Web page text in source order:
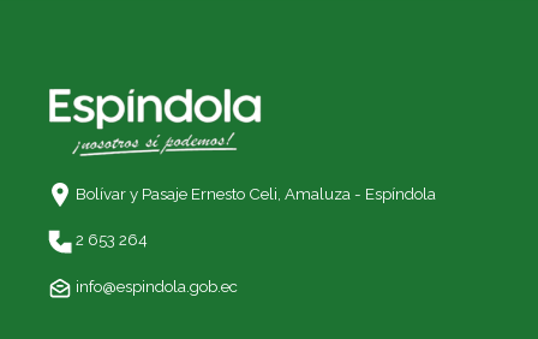
Bolívar y Pasaje Ernesto Celi, Amaluza - Espíndola
2 653 264
info@espindola.gob.ec